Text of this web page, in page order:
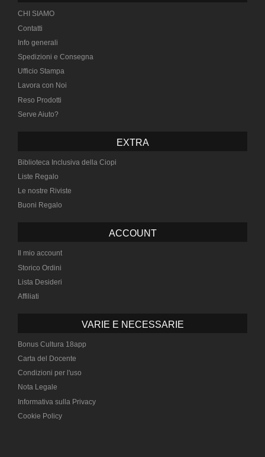
CHI SIAMO
Contatti
Info generali
Spedizioni e Consegna
Ufficio Stampa
Lavora con Noi
Reso Prodotti
Serve Aiuto?
EXTRA
Biblioteca Inclusiva della Ciopi
Liste Regalo
Le nostre Riviste
Buoni Regalo
ACCOUNT
Il mio account
Storico Ordini
Lista Desideri
Affiliati
VARIE E NECESSARIE
Bonus Cultura 18app
Carta del Docente
Condizioni per l'uso
Nota Legale
Informativa sulla Privacy
Cookie Policy